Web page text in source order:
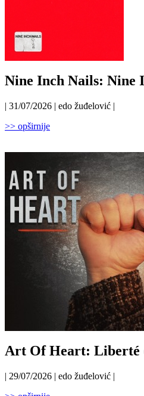
Nine Inch Nails: Nine
| 31/07/2026 | edo žuđelović |
>> opširnije
Art Of Heart: Liberté
| 29/07/2026 | edo žuđelović |